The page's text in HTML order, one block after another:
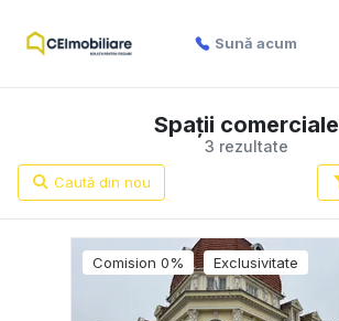
Sună acum
3 rezultate
Spații comerciale
Caută din nou
Comision 0% Exclusivitate